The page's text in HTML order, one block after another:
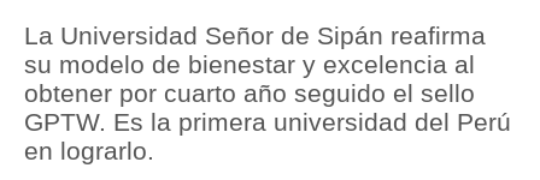
Política
Tu Dinero
Finanzas Personales
La Universidad Señor de Sipán reafirma
su modelo de bienestar y excelencia al
obtener por cuarto año seguido el sello
GPTW. Es la primera universidad del Perú
en lograrlo.